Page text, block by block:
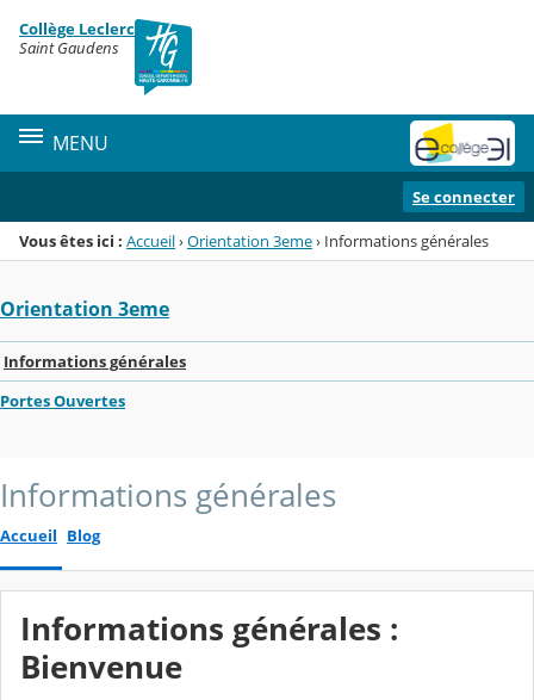
Menu de la rubrique
Contenu
Collège Leclerc
Saint Gaudens
MENU
Se connecter
Vous êtes ici : Accueil›Orientation 3eme› Informations générales
Orientation 3eme
Informations générales
Portes Ouvertes
Informations générales
Accueil Blog
Informations générales :
Bienvenue